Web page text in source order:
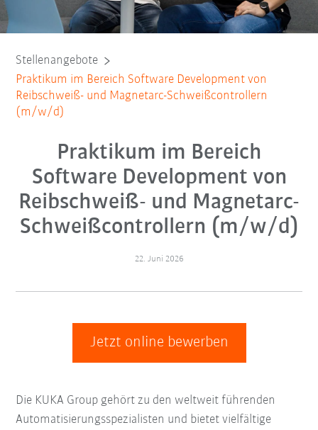
Stellenangebote
Praktikum im Bereich Software Development von
Reibschweiß- und Magnetarc-Schweißcontrollern
(m/w/d)
Praktikum im Bereich
Software Development von
Reibschweiß- und Magnetarc-
Schweißcontrollern (m/w/d)
22. Juni 2026
Jetzt online bewerben
Die KUKA Group gehört zu den weltweit führenden
Automatisierungsspezialisten und bietet vielfältige